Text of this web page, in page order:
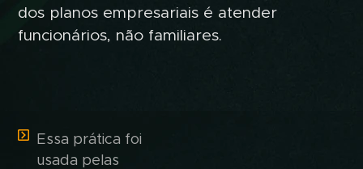
dos planos empresariais é atender
funcionários, não familiares.
Essa prática foi
usada pelas